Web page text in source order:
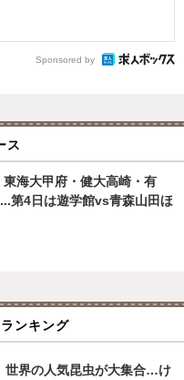
Sponsored by
ス
東海大甲府・健大高崎・有
第4日は遊学館vs青森山田ほ
ンキング
世界の人気昆虫が大集合…け